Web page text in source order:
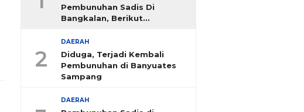
Pembunuhan Sadis Di
Bangkalan, Berikut
2
DAERAH
Diduga, Terjadi Kembali
Pembunuhan di Banyuates
Sampang
DAERAH